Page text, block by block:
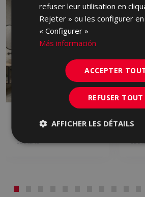
GRÈS CÉRAME COLORÉ DANS LA
BLANCHE
GRÈS
refuser leur utilisation en
Rejeter » ou les configurer
« Configurer »
Más información
ACCEPTER
REFUSER TOUT
AFFICHER LES DÉTAILS